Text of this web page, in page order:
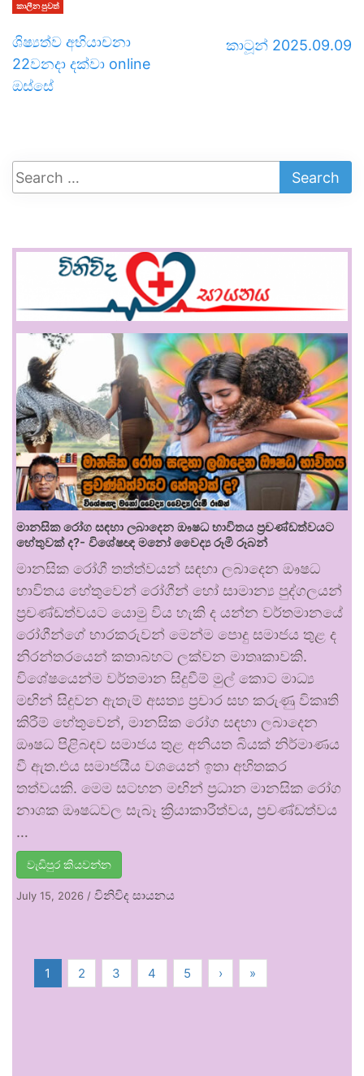
කාලීන පුවත්
ශිෂ්‍යත්ව අභි­යා­චනා
22වනදා දක්වා online
ඔස්සේ
කාටූන් 2025.09.09
මානසික රෝග සඳහා ලබාදෙන ඖෂධ භාවිතය ප්‍රචණ්ඩත්වයට
හේතුවක් ද?- විශේෂඥ මනෝ වෛද්‍ය රූමි රූබන්
මානසික රෝගී තත්ත්වයන් සඳහා ලබාදෙන ඖෂධ
භාවිතය හේතුවෙන් රෝගීන් හෝ සාමාන්‍ය පුද්ගලයන්
ප්‍රචණ්ඩත්වයට යොමු විය හැකි ද යන්න වර්තමානයේ
රෝගීන්ගේ භාරකරුවන් මෙන්ම පොදු සමාජය තුළ ද
නිරන්තරයෙන් කතාබහට ලක්වන මාතෘකාවකි.
විශේෂයෙන්ම වර්තමාන සිදුවීම් මුල් කොට මාධ්‍ය
මඟින් සිදුවන ඇතැම් අසත්‍ය ප්‍රචාර සහ කරුණු විකෘති
කිරීම් හේතුවෙන්, මානසික රෝග සඳහා ලබාදෙන
ඖෂධ පිළිබඳව සමාජය තුළ අනියත බියක් නිර්මාණය
වී ඇත.එය සමාජයීය වශයෙන් ඉතා අහිතකර
තත්වයකි. මෙම සටහන මඟින් ප්‍රධාන මානසික රෝග
නාශක ඖෂධවල සැබෑ ක්‍රියාකාරීත්වය, ප්‍රචණ්ඩත්වය
…
වැඩිපුර කියවන්න
July 15, 2026 / විනිවිද සායනය
1 2 3 4 5 › »